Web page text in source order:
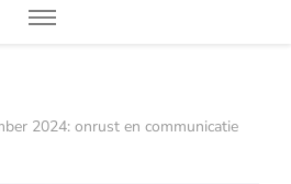
2024: onrust en communicatie